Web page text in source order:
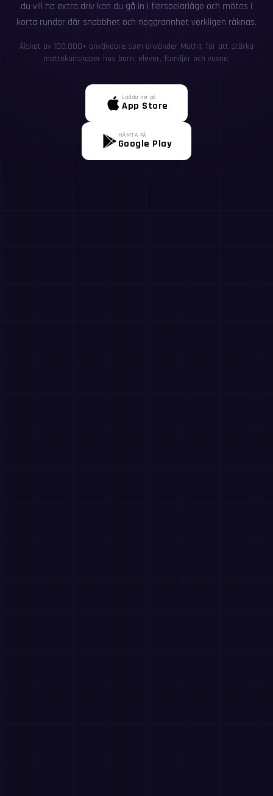
du vill ha extra driv kan du gå in i flerspelarläge och mötas i
korta rundor där snabbhet och noggrannhet verkligen räknas.
Älskat av 100,000+ användare som använder MathIt för att stärka
mattekunskaper hos barn, elever, familjer och vuxna.
Ladda ner på
App Store
HÄMTA PÅ
Google Play